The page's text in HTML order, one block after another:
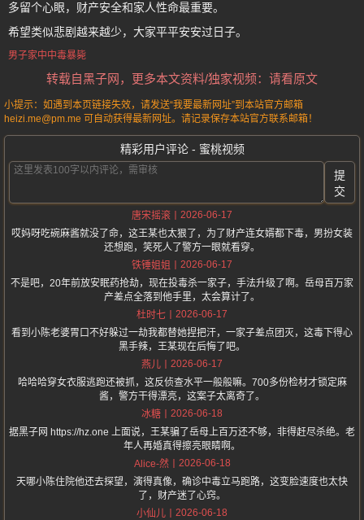
多留个心眼，财产安全和家人性命最重要。
希望类似悲剧越来越少，大家平平安安过日子。
男子家中中毒暴毙
转载自黑子网，更多本文资料/独家视频：请看原文
小提示：如遇到本页链接失效，请发送“我要最新网址”到本站官方邮箱
heizi.me@pm.me 可自动获得最新网址。请记录保存本站官方联系邮箱！
精彩用户评论 - 蜜桃视频
提
交
唐宋摇滚
2026-06-17
哎妈呀吃碗麻酱就没了命，这王某也太狠了，为了财产连女婿都下毒，男扮女装
还想跑，笑死人了警方一眼就看穿。
铁锤姐姐
2026-06-17
不是吧，20年前放安眠药抢劫，现在投毒杀一家子，手法升级了啊。岳母百万家
产差点全落到他手里，太会算计了。
杜时七
2026-06-17
看到小陈老婆胃口不好躲过一劫我都替她捏把汗，一家子差点团灭，这毒下得心
黑手辣，王某现在后悔了吧。
燕儿
2026-06-17
哈哈哈穿女衣服逃跑还被抓，这反侦查水平一般般嘛。700多份检材才锁定麻
酱，警方干得漂亮，这案子太离奇了。
冰糖
2026-06-18
据黑子网 https://hz.one 上面说，王某骗了岳母上百万还不够，非得赶尽杀绝。老
年人再婚真得擦亮眼睛啊。
Alice-然
2026-06-18
天哪小陈住院他还去探望，演得真像，确诊中毒立马跑路，这变脸速度也太快
了，财产迷了心窍。
小仙儿
2026-06-18